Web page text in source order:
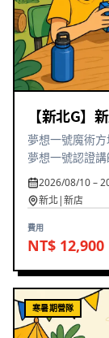
【新北G】
夢想一號魔術
夢想一號認證
排學習課表。
能力，同時培
證，讓孩子展
2026/08/10 –
新北|新店
費用
NT$ 12,900
寒暑期營隊